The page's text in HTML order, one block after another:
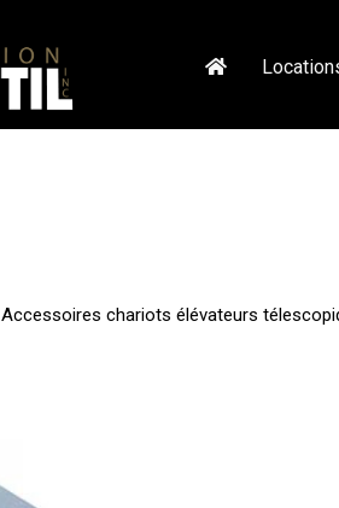
Accessoires chariots élévateurs